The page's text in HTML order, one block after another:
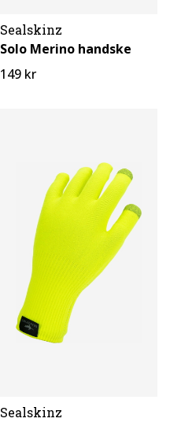
Sealskinz
Solo Merino handske
149 kr
Sealskinz